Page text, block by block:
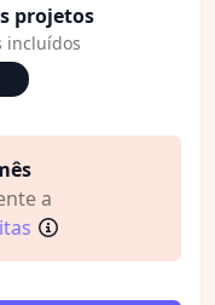
projetos
incluídos
a